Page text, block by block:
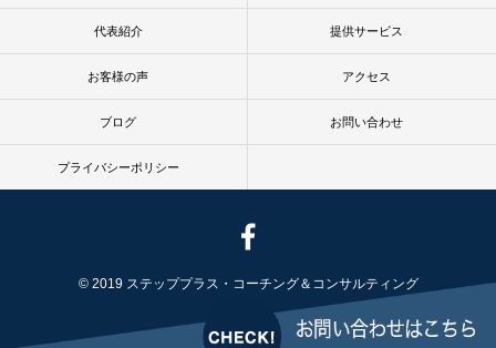
代表紹介 提供サービス
お客様の声 アクセス
ブログ お問い合わせ
プライバシーポリシー
© 2019 ステッププラス・コーチング＆コンサルティング